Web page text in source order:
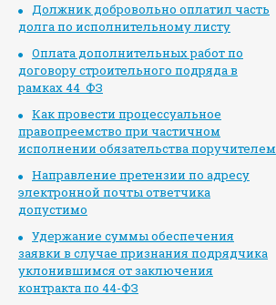
Должник добровольно оплатил часть
долга по исполнительному листу
Оплата дополнительных работ по
договору строительного подряда в
рамках 44 ФЗ
Как провести процессуальное
правопреемство при частичном
исполнении обязательства поручителем
Направление претензии по адресу
электронной почты ответчика
допустимо
Удержание суммы обеспечения
заявки в случае признания подрядчика
уклонившимся от заключения
контракта по 44-ФЗ